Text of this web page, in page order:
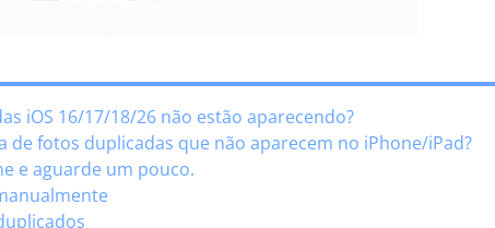
iOS 16/17/18/26 não estão aparecendo?
fotos duplicadas que não aparecem no iPhone/iPad?
e aguarde um pouco.